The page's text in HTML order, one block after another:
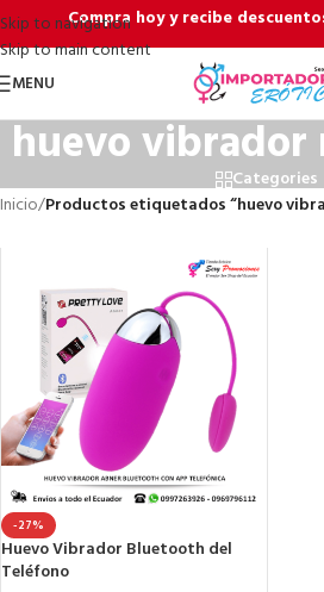
Skip to navigation
Skip to main content
Compra hoy y recibe
MENU
huevo vibrador
Categories
Inicio/Productos etiquetados “huevo
-27%
Huevo Vibrador Bluetooth del
Teléfono